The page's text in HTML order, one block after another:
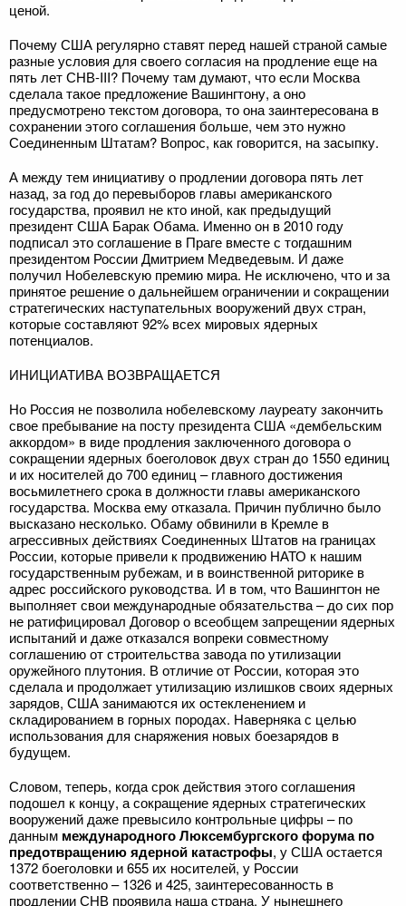
ценой.
Почему США регулярно ставят перед нашей страной самые
разные условия для своего согласия на продление еще на
пять лет СНВ-III? Почему там думают, что если Москва
сделала такое предложение Вашингтону, а оно
предусмотрено текстом договора, то она заинтересована в
сохранении этого соглашения больше, чем это нужно
Соединенным Штатам? Вопрос, как говорится, на засыпку.
А между тем инициативу о продлении договора пять лет
назад, за год до перевыборов главы американского
государства, проявил не кто иной, как предыдущий
президент США Барак Обама. Именно он в 2010 году
подписал это соглашение в Праге вместе с тогдашним
президентом России Дмитрием Медведевым. И даже
получил Нобелевскую премию мира. Не исключено, что и за
принятое решение о дальнейшем ограничении и сокращении
стратегических наступательных вооружений двух стран,
которые составляют 92% всех мировых ядерных
потенциалов.
ИНИЦИАТИВА ВОЗВРАЩАЕТСЯ
Но Россия не позволила нобелевскому лауреату закончить
свое пребывание на посту президента США «дембельским
аккордом» в виде продления заключенного договора о
сокращении ядерных боеголовок двух стран до 1550 единиц
и их носителей до 700 единиц – главного достижения
восьмилетнего срока в должности главы американского
государства. Москва ему отказала. Причин публично было
высказано несколько. Обаму обвинили в Кремле в
агрессивных действиях Соединенных Штатов на границах
России, которые привели к продвижению НАТО к нашим
государственным рубежам, и в воинственной риторике в
адрес российского руководства. И в том, что Вашингтон не
выполняет свои международные обязательства – до сих пор
не ратифицировал Договор о всеобщем запрещении ядерных
испытаний и даже отказался вопреки совместному
соглашению от строительства завода по утилизации
оружейного плутония. В отличие от России, которая это
сделала и продолжает утилизацию излишков своих ядерных
зарядов, США занимаются их остекленением и
складированием в горных породах. Наверняка с целью
использования для снаряжения новых боезарядов в
будущем.
Словом, теперь, когда срок действия этого соглашения
подошел к концу, а сокращение ядерных стратегических
вооружений даже превысило контрольные цифры – по
данным международного Люксембургского форума по
предотвращению ядерной катастрофы, у США остается
1372 боеголовки и 655 их носителей, у России
соответственно – 1326 и 425, заинтересованность в
продлении СНВ проявила наша страна. У нынешнего